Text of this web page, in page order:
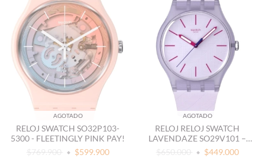
AGOTADO
RELOJ SWATCH SO32P103-
5300 - FLEETINGLY PINK PAY!
$769.900
$599.900
AGOTADO
RELOJ RELOJ SWATCH
LAVENDAZE SO29V101 –
CUARZO MORADO
$650.000 $449.000